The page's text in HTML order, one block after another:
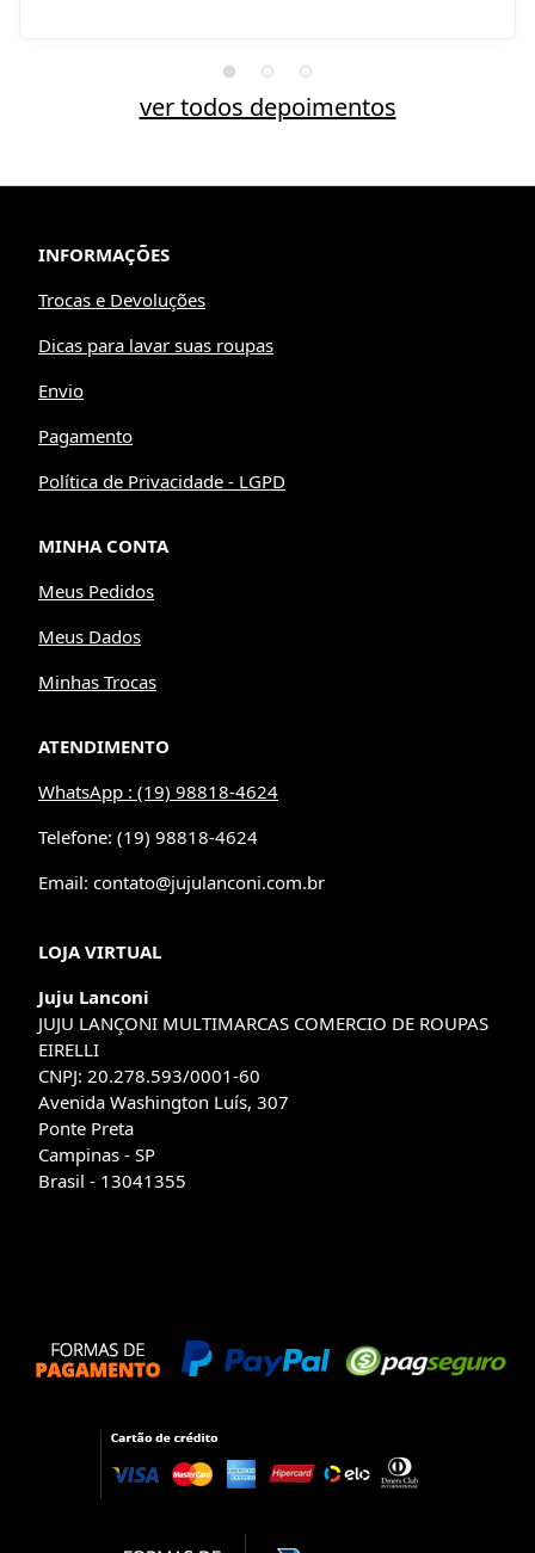
ver todos depoimentos
INFORMAÇÕES
Trocas e Devoluções
Dicas para lavar suas roupas
Envio
Pagamento
Política de Privacidade - LGPD
MINHA CONTA
Meus Pedidos
Meus Dados
Minhas Trocas
ATENDIMENTO
WhatsApp : (19) 98818-4624
Telefone: (19) 98818-4624
Email: contato@jujulanconi.com.br
LOJA VIRTUAL
Juju Lanconi
JUJU LANÇONI MULTIMARCAS COMERCIO DE ROUPAS
EIRELLI
CNPJ: 20.278.593/0001-60
Avenida Washington Luís, 307
Ponte Preta
Campinas - SP
Brasil - 13041355